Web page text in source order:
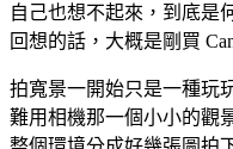
自己也想不起來，到底是
回想的話，大概是剛買
拍寬景一開始只是一種玩
難用相機那一個小小的觀